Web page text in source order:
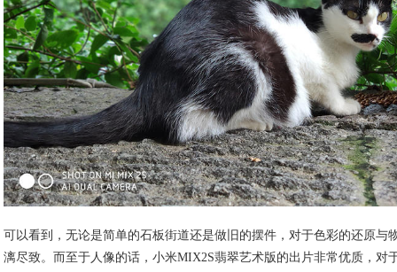
可以看到，无论是简单的石板街道还是做旧的摆件，对于色彩的还原
漓尽致。而至于人像的话，小米MIX2S翡翠艺术版的出片非常优质，